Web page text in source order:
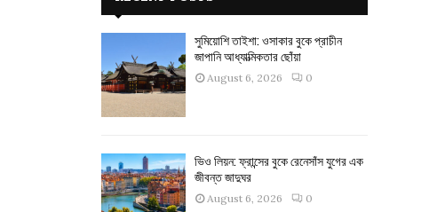
সুমিয়োশি তাইশা: ওসাকার বুকে প্রাচীন
জাপানি আধ্যাত্মিকতার ছোঁয়া
August 6, 2026 0
ভিও লিয়ন: ফ্রান্সের বুকে রেনেসাঁস যুগের এক
জীবন্ত জাদুঘর
August 6, 2026 0